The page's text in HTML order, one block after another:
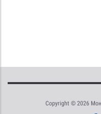
Copyright © 2026